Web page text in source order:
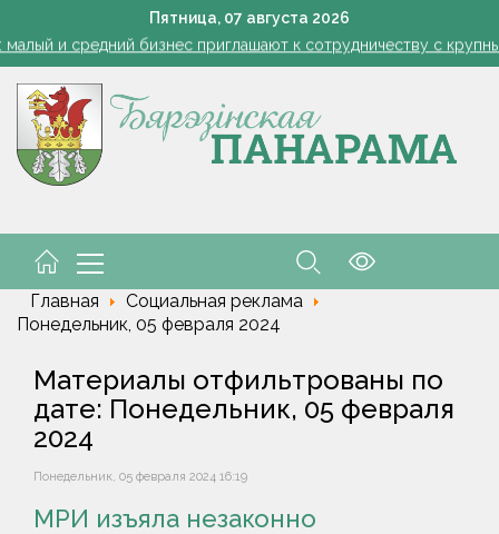
Пятница, 07 августа 2026
1 стакан в ведро — тля и плодожорка бегут: Августовская
и средний бизнес приглашают к сотрудничеству с
маршруты, ассортимент. Лукашенко обозначил слабые
возмутился качеством товаров в магазинах на селе:
1 стакан в ведро — тля и плодожорка бегут: Августовская
маршруты, ассортимент. Лукашенко обозначил слабые
Главная
Социальная реклама
Понедельник, 05 февраля 2024
Материалы отфильтрованы по
дате: Понедельник, 05 февраля
2024
Понедельник, 05 февраля 2024 16:19
МРИ изъяла незаконно